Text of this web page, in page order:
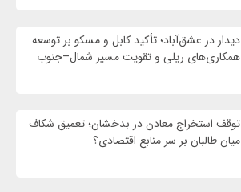
دیدار در عشق‌آباد؛ تأکید کابل و مسکو بر توسعه
همکاری‌های ریلی و تقویت مسیر شمال–جنوب
توقف استخراج معادن در بدخشان؛ تعمیق شکاف
میان طالبان بر سر منابع اقتصادی؟